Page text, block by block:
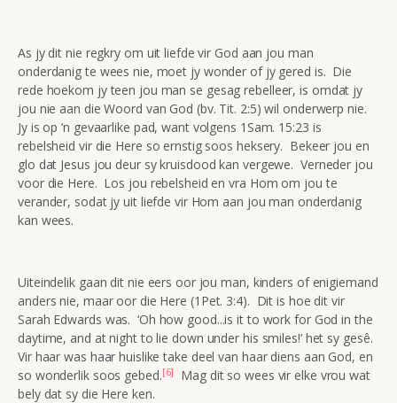
As jy dit nie regkry om uit liefde vir God aan jou man
onderdanig te wees nie, moet jy wonder of jy gered is. Die
rede hoekom jy teen jou man se gesag rebelleer, is omdat jy
jou nie aan die Woord van God (bv. Tit. 2:5) wil onderwerp nie.
Jy is op ‘n gevaarlike pad, want volgens 1Sam. 15:23 is
rebelsheid vir die Here so ernstig soos heksery. Bekeer jou en
glo dat Jesus jou deur sy kruisdood kan vergewe. Verneder jou
voor die Here. Los jou rebelsheid en vra Hom om jou te
verander, sodat jy uit liefde vir Hom aan jou man onderdanig
kan wees.
Uiteindelik gaan dit nie eers oor jou man, kinders of enigiemand
anders nie, maar oor die Here (1Pet. 3:4). Dit is hoe dit vir
Sarah Edwards was. ‘Oh how good...is it to work for God in the
daytime, and at night to lie down under his smiles!’ het sy gesê.
Vir haar was haar huislike take deel van haar diens aan God, en
so wonderlik soos gebed.[6]
Mag dit so wees vir elke vrou wat
bely dat sy die Here ken.